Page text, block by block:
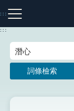
到
主
:::
注音索引圖示
:::
詞條檢索